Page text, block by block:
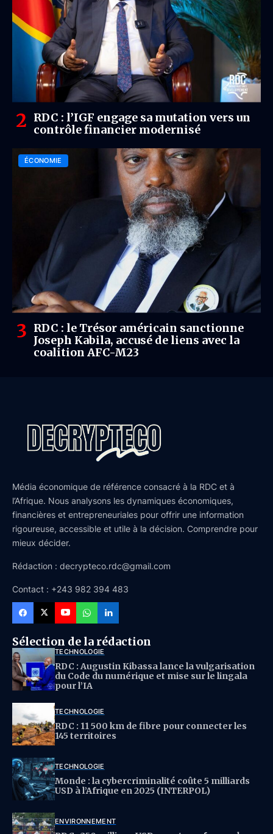
RDC : l’IGF engage sa mutation vers un
contrôle financier modernisé
ÉCONOMIE
RDC : le Trésor américain sanctionne
Joseph Kabila, accusé de liens avec la
coalition AFC-M23
Média économique de référence consacré à la RDC et à
l’Afrique. Nous analysons les dynamiques économiques,
financières et entrepreneuriales pour offrir une information
rigoureuse, accessible et utile à la décision. Comprendre pour
mieux décider.
Rédaction : decrypteco.rdc@gmail.com
Contact : +243 982 394 483
Sélection de la rédaction
TECHNOLOGIE
RDC : Augustin Kibassa lance la vulgarisation
du Code du numérique et mise sur le lingala
pour l’IA
TECHNOLOGIE
RDC : 11 500 km de fibre pour connecter les
145 territoires
TECHNOLOGIE
Monde : la cybercriminalité coûte 5 milliards
USD à l’Afrique en 2025 (INTERPOL)
ENVIRONNEMENT